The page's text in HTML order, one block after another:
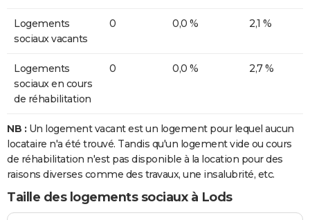
Logements
sociaux vacants
0 0,0 % 2,1 %
Logements
sociaux en cours
de réhabilitation
0 0,0 % 2,7 %
NB : Un logement vacant est un logement pour lequel aucun
locataire n'a été trouvé. Tandis qu'un logement vide ou cours
de réhabilitation n'est pas disponible à la location pour des
raisons diverses comme des travaux, une insalubrité, etc.
Taille des logements sociaux à Lods